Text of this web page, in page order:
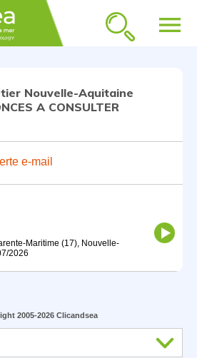
menu
Nouvelle-Aquitaine
A CONSULTER
e-mail
Maritime (17), Nouvelle-
2026
2005-2026 Clicandsea